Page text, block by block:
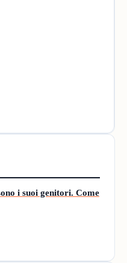
i suoi genitori. Come